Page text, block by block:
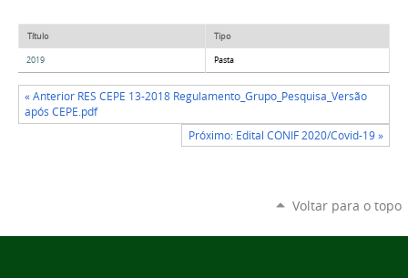
Título Tipo
2019 Pasta
« Anterior RES CEPE 13-2018 Regulamento_Grupo_Pesquisa_Versão
após CEPE.pdf
Próximo: Edital CONIF 2020/Covid-19 »
Voltar para o topo